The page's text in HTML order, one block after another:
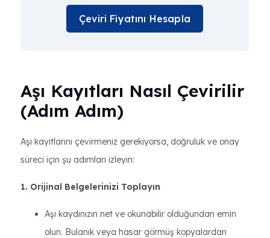
Çeviri Fiyatını Hesapla
Aşı Kayıtları Nasıl Çevirilir
(Adım Adım)
Aşı kayıtlarını çevirmeniz gerekiyorsa, doğruluk ve onay
süreci için şu adımları izleyin:
1. Orijinal Belgelerinizi Toplayın
Aşı kaydınızın net ve okunabilir olduğundan emin
olun. Bulanık veya hasar görmüş kopyalardan